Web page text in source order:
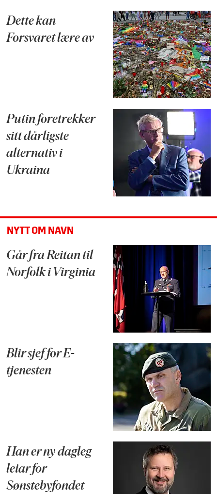
Dette kan
Forsvaret lære av
Putin foretrekker
sitt dårligste
alternativ i
Ukraina
NYTT OM NAVN
Går fra Reitan til
Norfolk i Virginia
Blir sjef for E-
tjenesten
Han er ny dagleg
leiar for
Sønstebyfondet